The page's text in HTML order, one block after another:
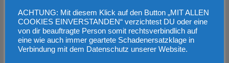
Micheldorf
23. Oktober 2023 FPÖ Bezirk
Montag war in Micheldorf der Bär los, Herbert Kickl auf
ACHTUNG: Mit diesem Klick auf den Button „MIT ALLEN
COOKIES EINVERSTANDEN“ verzichtest DU oder eine
von dir beauftragte Person somit rechtsverbindlich auf
eine wie auch immer geartete Schadenersatzklage in
Verbindung mit dem Datenschutz unserer Website.